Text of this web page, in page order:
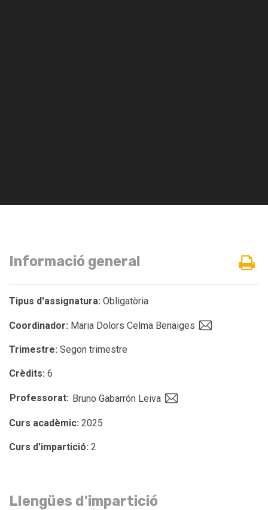
Informació general
Tipus d'assignatura: Obligatòria
Coordinador: Maria Dolors Celma Benaiges
Trimestre: Segon trimestre
Crèdits: 6
Professorat: Bruno Gabarrón Leiva
Curs acadèmic: 2025
Curs d'impartició: 2
Llengües d'impartició